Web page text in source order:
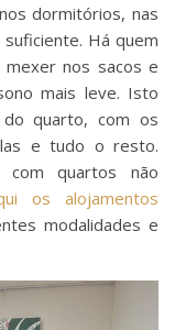
dormitórios, nas
Há quem
nos sacos e
mais leve. Isto
quarto, com os
e tudo o resto.
quartos não
os alojamentos
modalidades e